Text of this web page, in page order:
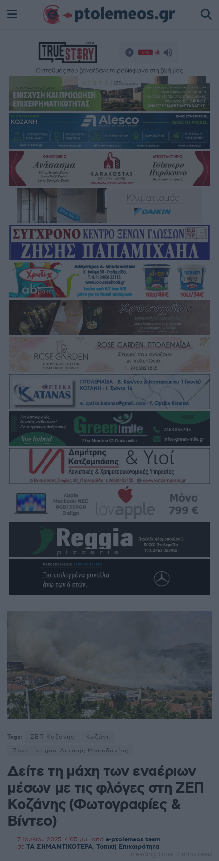
Tags: ΖΕΠ Κοζάνης
Κοζάνη
Πανεπιστήμιο Δυτικής Μακεδονίας
Δείτε τη μάχη των εναέριων
μέσων με τις φλόγες στη ΖΕΠ
Κοζάνης (Φωτογραφίες &
Βίντεο)
7 Ιουλίου 2025, 4:05 μμ από e-ptolemeos team
σε ΤΑ ΣΗΜΑΝΤΙΚΟΤΕΡΑ Τοπική Επικαιρότητα
Reading Time: 2 mins read